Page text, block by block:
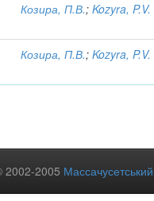
Козира, П.В.;Kozyra, P.V.
Козира, П.В.;Kozyra, P.V.
2002-2005 Массачусетський